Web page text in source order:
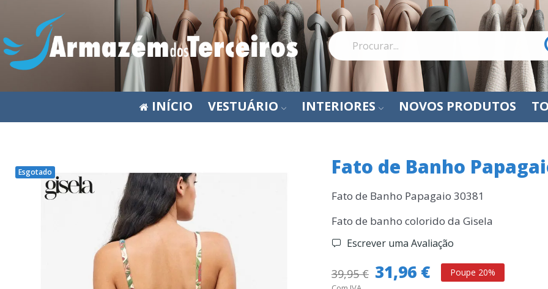
INÍCIO VESTUÁRIO INTERIORES NOVOS PRODUTOS
Esgotado Fato de Banho
Fato de Banho Papagaio 30381
Fato de banho colorido da Gisela
Escrever uma Avaliação
39,95 € 31,96 € Poupe 20%